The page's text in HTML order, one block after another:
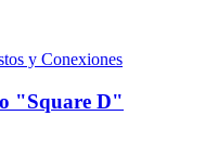
y Conexiones
"Square D"